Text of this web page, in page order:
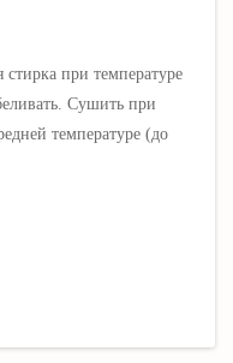
при температуре
Сушить при
температуре (до